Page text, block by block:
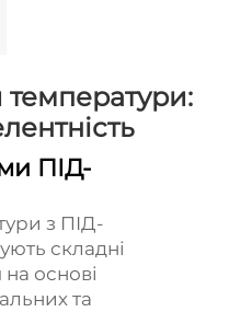
температури:
ПІД-
з ПІД-
складні
основі
та